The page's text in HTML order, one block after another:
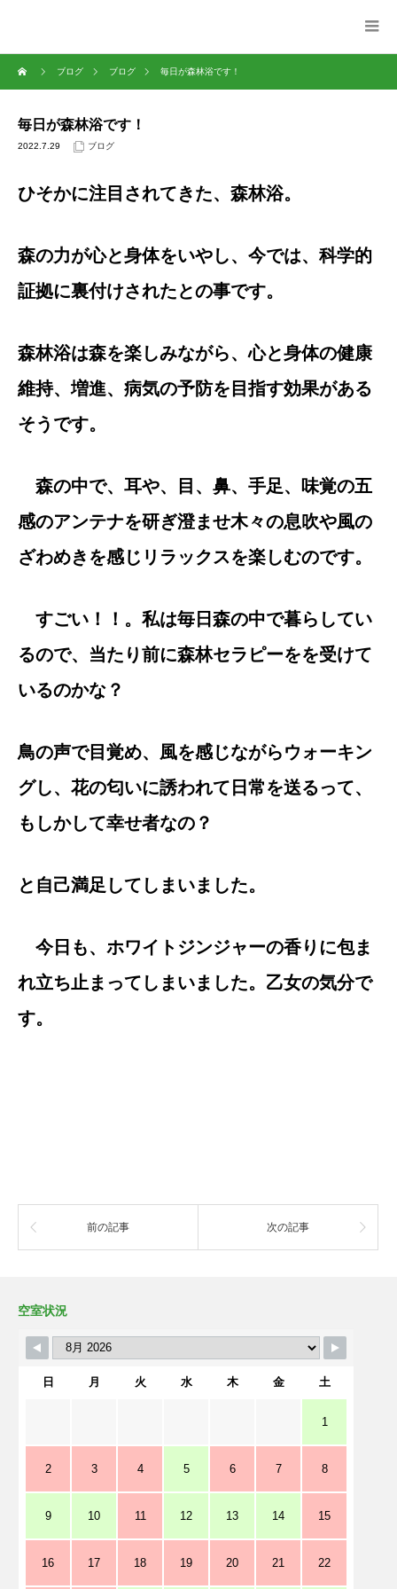
ブログ ブログ 毎日が森林浴です！
毎日が森林浴です！
2022.7.29 ブログ
ひそかに注目されてきた、森林浴。
森の力が心と身体をいやし、今では、科学的
証拠に裏付けされたとの事です。
森林浴は森を楽しみながら、心と身体の健康
維持、増進、病気の予防を目指す効果がある
そうです。
森の中で、耳や、目、鼻、手足、味覚の五
感のアンテナを研ぎ澄ませ木々の息吹や風の
ざわめきを感じリラックスを楽しむのです。
すごい！！。私は毎日森の中で暮らしてい
るので、当たり前に森林セラピーをを受けて
いるのかな？
鳥の声で目覚め、風を感じながらウォーキン
グし、花の匂いに誘われて日常を送るって、
もしかして幸せ者なの？
と自己満足してしまいました。
今日も、ホワイトジンジャーの香りに包ま
れ立ち止まってしまいました。乙女の気分で
す。
前の記事 次の記事
空室状況
日 月 火 水 木 金 土
1
2 3 4 5 6 7 8
9 10 11 12 13 14 15
16 17 18 19 20 21 22